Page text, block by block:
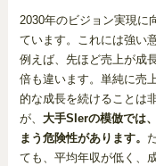
2030年のビジョン実現に
ています。これには強い
例えば、先ほど売上が成
倍も違います。単純に売
的な成長を続けることは
が、 大手SIerの模倣では
まう危険性があります。
ても、平均年収が低く、